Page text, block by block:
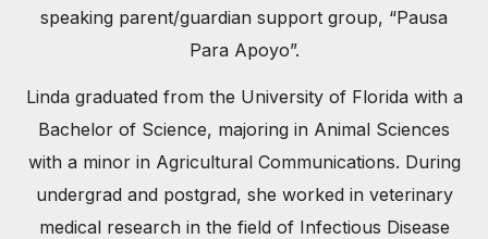
speaking parent/guardian support group, “Pausa
Para Apoyo”.
Linda graduated from the University of Florida with a
Bachelor of Science, majoring in Animal Sciences
with a minor in Agricultural Communications. During
undergrad and postgrad, she worked in veterinary
medical research in the field of Infectious Disease